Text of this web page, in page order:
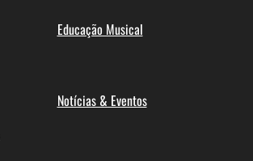
Educação Musical
Notícias & Eventos